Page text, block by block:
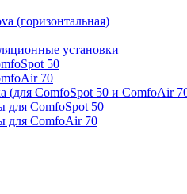
(горизонтальная)
установки
50
70
(для ComfoSpot 50 и ComfoAir
для ComfoSpot 50
для ComfoAir 70